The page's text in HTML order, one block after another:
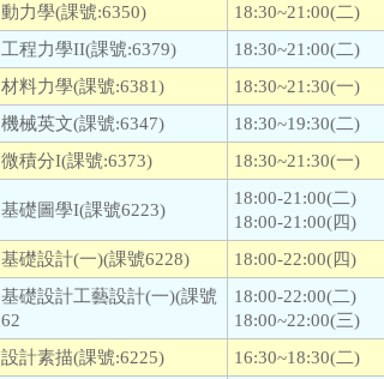
動力學(課號:6350)
18:30~21:00(二)
工程力學II(課號:6379)
18:30~21:00(二)
材料力學(課號:6381)
18:30~21:30(一)
機械英文(課號:6347)
18:30~19:30(二)
微積分I(課號:6373)
18:30~21:30(一)
基礎圖學I(課號6223)
18:00-21:00(二)
18:00-21:00(四)
基礎設計(一)(課號6228) 18:00-22:00(四)
基礎設計工藝設計(一)(課號
62
18:00-22:00(二)
18:00~22:00(三)
設計素描(課號:6225) 16:30~18:30(二)